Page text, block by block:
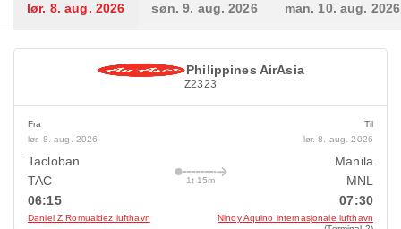
lør. 8. aug. 2026 søn. 9. aug. 2026 man. 10. aug. 2026
Philippines AirAsia
Z2323
Fra
lør. 8. aug. 2026
Tacloban
TAC
06:15
Daniel Z Romualdez lufthavn
1t 15m
Til
lør. 8. aug. 2026
Manila
MNL
07:30
Ninoy Aquino internasjonale lufthavn